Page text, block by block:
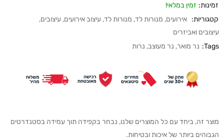
זמינות: זמין במלאי!
קטגוריות: אירועים, מנורות לד, מנורות לד, עיצוב אירועים, עיצובים,
עיצובים ואביזרים
Tags: נר מואר, נר מעוצב, נרות
מוצר זה, ביחד עם כל המוצרים שלנו, נבחר בקפידה תוך עמידה בסטנדרטים
הגבוהים ביותר של איכות ובטיחות.